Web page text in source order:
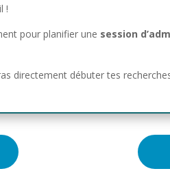
!
pour planifier une session
directement débuter tes